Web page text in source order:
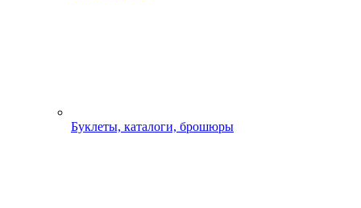
Буклеты, каталоги, брошюры